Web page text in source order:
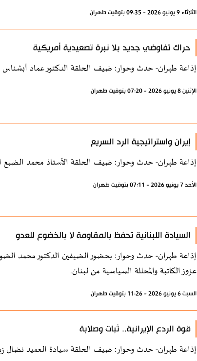
الثلاثاء 9 يونيو 2026 - 09:35 بتوقيت طهران
حراك تفاوضي جديد بلا نبرة تصعيدية أمريكية
إذاعة طهران- حدث وحوار: ضيف الحلقة الدكتور عماد آبشناس
الإثنين 8 يونيو 2026 - 07:20 بتوقيت طهران
إيران واستراتيجية الرد السريع
إذاعة طهران- حدث وحوار: ضيف الحلقة الأستاذ محمد الضبع
الأحد 7 يونيو 2026 - 07:11 بتوقيت طهران
السيادة اللبنانية تحفظ بالمقاومة لا بالخضوع للعدو
إذاعة طهران- حدث وحوار: بحضور الضيفين الدكتور محمد
عزوز الكاتبة والمحللة السياسية من لبنان.
السبت 6 يونيو 2026 - 11:26 بتوقيت طهران
قوة الردع الإيرانية.. ثبات وصلابة
إذاعة طهران- حدث وحوار: ضيف الحلقة سيادة العميد نضال